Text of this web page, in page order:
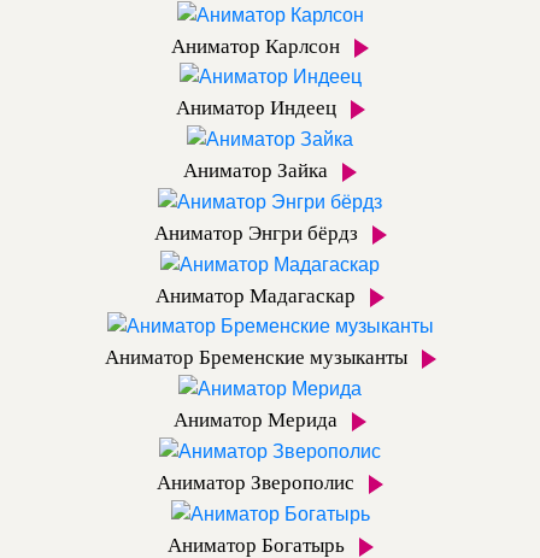
Аниматор Карлсон
Аниматор Индеец
Аниматор Зайка
Аниматор Энгри бёрдз
Аниматор Мадагаскар
Аниматор Бременские музыканты
Аниматор Мерида
Аниматор Зверополис
Аниматор Богатырь